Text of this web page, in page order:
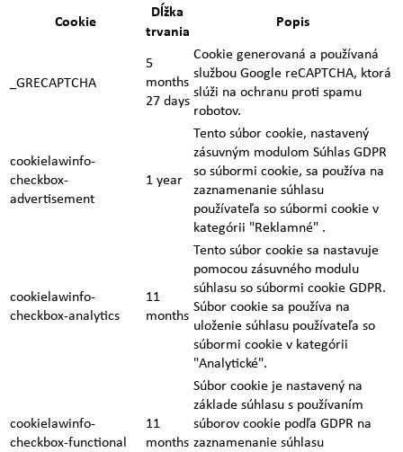
Cookie
Dĺžka
trvania
Popis
_GRECAPTCHA
5
months
27 days
Cookie generovaná a používaná
službou Google reCAPTCHA, ktorá
slúži na ochranu proti spamu
robotov.
cookielawinfo-
checkbox-
advertisement
1 year
Tento súbor cookie, nastavený
zásuvným modulom Súhlas GDPR
so súbormi cookie, sa používa na
zaznamenanie súhlasu
používateľa so súbormi cookie v
kategórii "Reklamné" .
cookielawinfo-
checkbox-analytics
11
months
Tento súbor cookie sa nastavuje
pomocou zásuvného modulu
súhlasu so súbormi cookie GDPR.
Súbor cookie sa používa na
uloženie súhlasu používateľa so
súbormi cookie v kategórii
"Analytické".
cookielawinfo-
checkbox-functional
11
months
Súbor cookie je nastavený na
základe súhlasu s používaním
súborov cookie podľa GDPR na
zaznamenanie súhlasu